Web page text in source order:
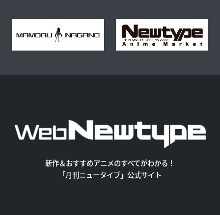
新作＆おすすめアニメのすべてがわかる！
「月刊ニュータイプ」公式サイト